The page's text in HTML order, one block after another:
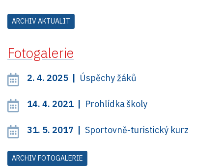
ARCHIV AKTUALIT
Fotogalerie
2. 4. 2025 | Úspěchy žáků
14. 4. 2021 | Prohlídka školy
31. 5. 2017 | Sportovně-turistický kurz
ARCHIV FOTOGALERIE